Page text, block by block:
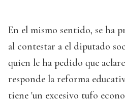
En el mismo sentido, se ha
al contestar a el diputado
quien le ha pedido que
responde la reforma
tiene 'un excesivo tufo